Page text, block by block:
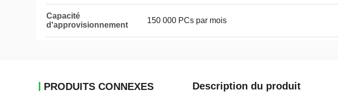
Capacité
d'approvisionnement
150 000 PCs par mois
PRODUITS CONNEXES Description du produit